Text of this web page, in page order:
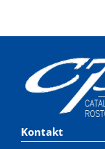
Kontakt